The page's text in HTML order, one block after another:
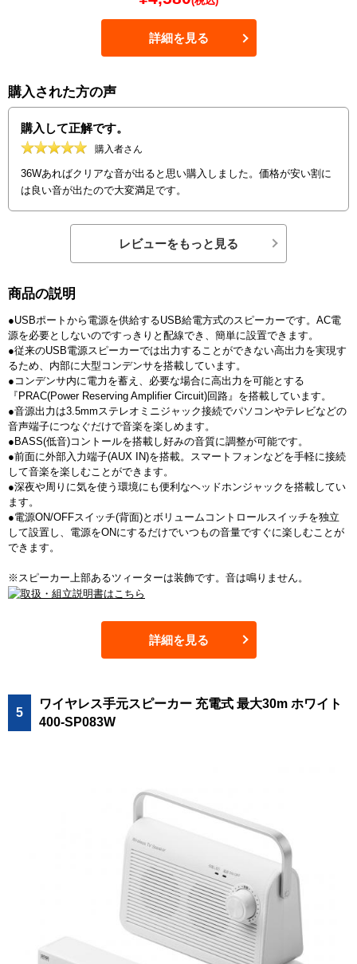
詳細を見る
購入された方の声
購入して正解です。
購入者さん
36Wあればクリアな音が出ると思い購入しました。価格が安い割に
は良い音が出たので大変満足です。
レビューをもっと見る
商品の説明
●USBポートから電源を供給するUSB給電方式のスピーカーです。AC電
源を必要としないのですっきりと配線でき、簡単に設置できます。
●従来のUSB電源スピーカーでは出力することができない高出力を実現す
るため、内部に大型コンデンサを搭載しています。
●コンデンサ内に電力を蓄え、必要な場合に高出力を可能とする
『PRAC(Power Reserving Amplifier Circuit)回路』を搭載しています。
●音源出力は3.5mmステレオミニジャック接続でパソコンやテレビなどの
音声端子につなぐだけで音楽を楽しめます。
●BASS(低音)コントールを搭載し好みの音質に調整が可能です。
●前面に外部入力端子(AUX IN)を搭載。スマートフォンなどを手軽に接続
して音楽を楽しむことができます。
●深夜や周りに気を使う環境にも便利なヘッドホンジャックを搭載してい
ます。
●電源ON/OFFスイッチ(背面)とボリュームコントロールスイッチを独立
して設置し、電源をONにするだけでいつもの音量ですぐに楽しむことが
できます。
※スピーカー上部あるツィーターは装飾です。音は鳴りません。
詳細を見る
5
ワイヤレス手元スピーカー 充電式 最大30m ホワイト
400-SP083W